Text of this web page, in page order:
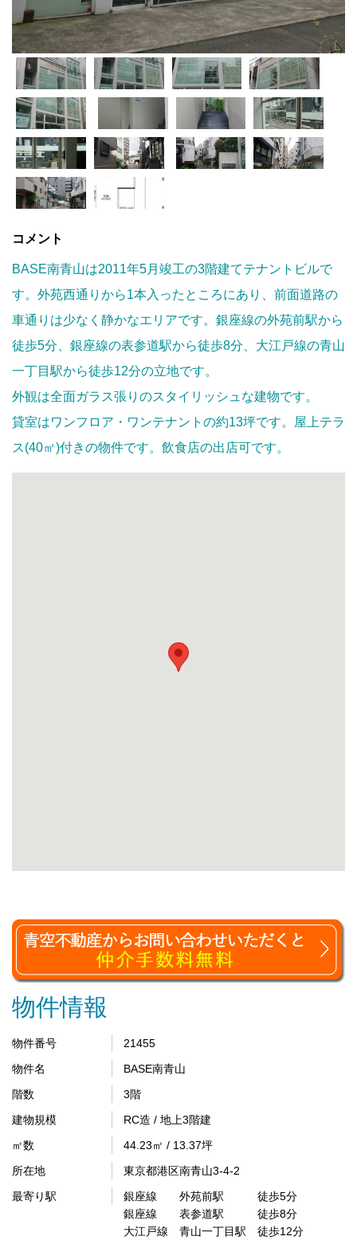
コメント
BASE南青山は2011年5月竣工の3階建てテナントビルで
す。外苑西通りから1本入ったところにあり、前面道路の
車通りは少なく静かなエリアです。銀座線の外苑前駅から
徒歩5分、銀座線の表参道駅から徒歩8分、大江戸線の青山
一丁目駅から徒歩12分の立地です。
外観は全面ガラス張りのスタイリッシュな建物です。
貸室はワンフロア・ワンテナントの約13坪です。屋上テラ
ス(40㎡)付きの物件です。飲食店の出店可です。
物件情報
物件番号
21455
物件名
BASE南青山
階数
3階
建物規模
RC造 / 地上3階建
㎡数
44.23㎡ / 13.37坪
所在地
東京都港区南青山3-4-2
最寄り駅
銀座線 外苑前駅 徒歩5分
銀座線 表参道駅 徒歩8分
大江戸線 青山一丁目駅 徒歩12分